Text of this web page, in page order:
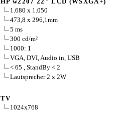
1.680 x 1.050
473,8 x 296,1mm
5 ms
300 cd/m²
1000: 1
VGA, DVI, Audio in, USB
< 65 , StandBy < 2
Lautsprecher 2 x 2W
TV
1024x768